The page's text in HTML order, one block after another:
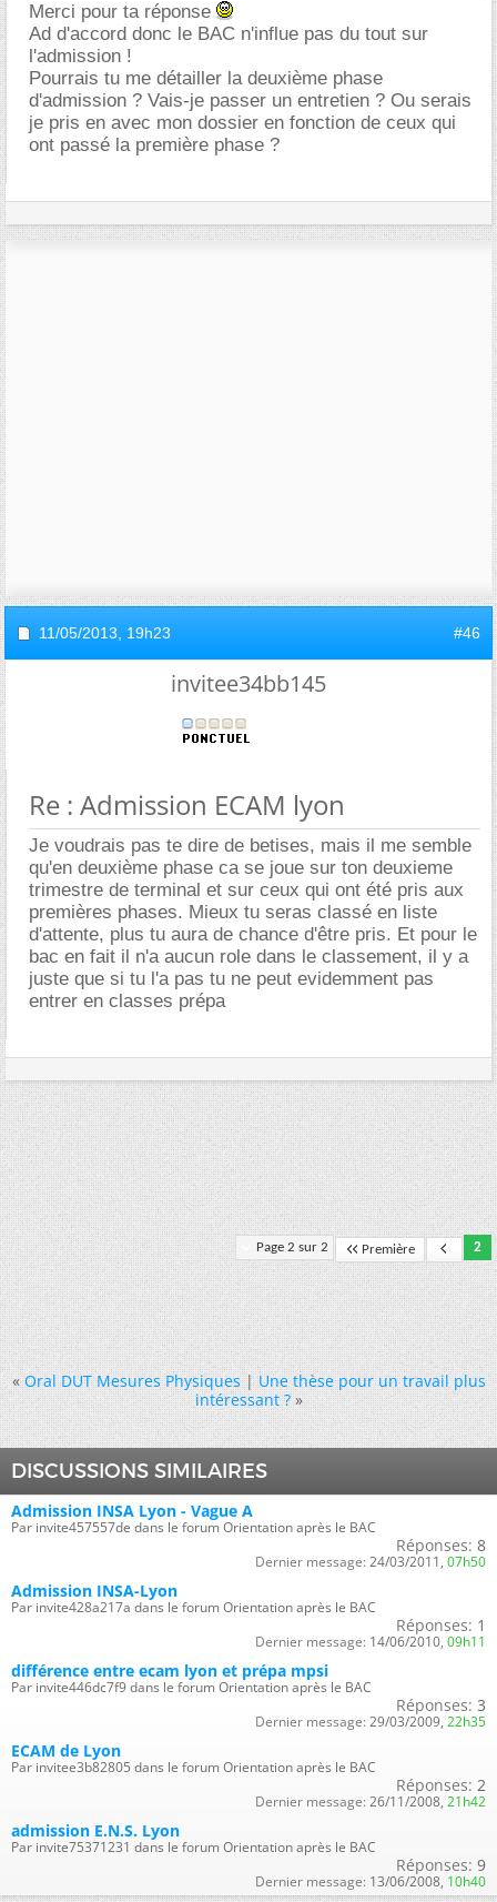
Merci pour ta réponse
Ad d'accord donc le BAC n'influe pas du tout sur
l'admission !
Pourrais tu me détailler la deuxième phase
d'admission ? Vais-je passer un entretien ? Ou serais
je pris en avec mon dossier en fonction de ceux qui
ont passé la première phase ?
11/05/2013, 19h23 #46
invitee34bb145
Re : Admission ECAM lyon
Je voudrais pas te dire de betises, mais il me semble
qu'en deuxième phase ca se joue sur ton deuxieme
trimestre de terminal et sur ceux qui ont été pris aux
premières phases. Mieux tu seras classé en liste
d'attente, plus tu aura de chance d'être pris. Et pour le
bac en fait il n'a aucun role dans le classement, il y a
juste que si tu l'a pas tu ne peut evidemment pas
entrer en classes prépa
Page 2 sur 2 Première 2
« Oral DUT Mesures Physiques|Une thèse pour un travail plus
intéressant ? »
DISCUSSIONS SIMILAIRES
Admission INSA Lyon - Vague A
Par invite457557de dans le forum Orientation après le BAC
Réponses: 8
Dernier message: 24/03/2011, 07h50
Admission INSA-Lyon
Par invite428a217a dans le forum Orientation après le BAC
Réponses: 1
Dernier message: 14/06/2010, 09h11
différence entre ecam lyon et prépa mpsi
Par invite446dc7f9 dans le forum Orientation après le BAC
Réponses: 3
Dernier message: 29/03/2009, 22h35
ECAM de Lyon
Par invitee3b82805 dans le forum Orientation après le BAC
Réponses: 2
Dernier message: 26/11/2008, 21h42
admission E.N.S. Lyon
Par invite75371231 dans le forum Orientation après le BAC
Réponses: 9
Dernier message: 13/06/2008, 10h40